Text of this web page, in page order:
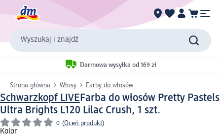
Wyszukaj i znajdź
Darmowa wysyłka od 169 zł
Strona główna Włosy Farby do włosów
Schwarzkopf LIVEFarba do włosów Pretty Pastels
Ultra Brights L120 Lilac Crush, 1 szt.
0 (Oceń produkt)
Kolor